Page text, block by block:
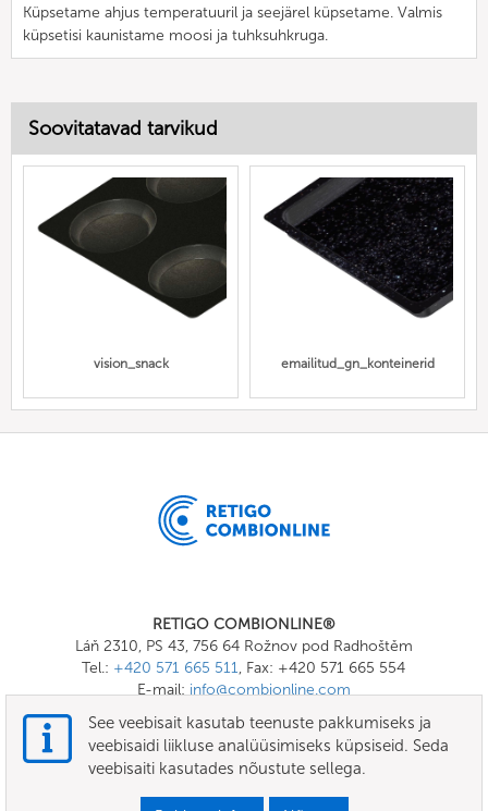
Küpsetame ahjus temperatuuril ja seejärel küpsetame. Valmis
küpsetisi kaunistame moosi ja tuhksuhkruga.
Soovitatavad tarvikud
vision_snack emailitud_gn_konteinerid
RETIGO COMBIONLINE®
Láň 2310, PS 43, 756 64 Rožnov pod Radhoštěm
Tel.: +420 571 665 511, Fax: +420 571 665 554
E-mail: info@combionline.com
OnlineMenu
TINGIMUSED
See veebisait kasutab teenuste pakkumiseks ja
veebisaidi liikluse analüüsimiseks küpsiseid. Seda
veebisaiti kasutades nõustute sellega.